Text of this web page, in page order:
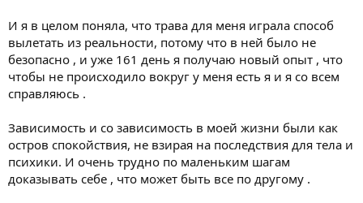
И я в целом поняла, что трава для меня играла способ
вылетать из реальности, потому что в ней было не
безопасно , и уже 161 день я получаю новый опыт , что
чтобы не происходило вокруг у меня есть я и я со всем
справляюсь .
Зависимость и со зависимость в моей жизни были как
остров спокойствия, не взирая на последствия для тела и
психики. И очень трудно по маленьким шагам
доказывать себе , что может быть все по другому .